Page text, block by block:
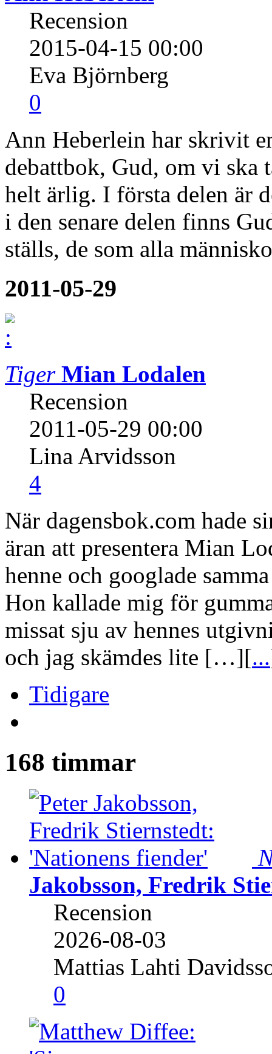
Recension
2015-04-15 00:00
Eva Björnberg
0
Ann Heberlein har skrivit
debattbok, Gud, om vi ska
helt ärlig. I första delen är
i den senare delen finns
ställs, de som alla
2011-05-29
Tiger Mian Lodalen
Recension
2011-05-29 00:00
Lina Arvidsson
4
När dagensbok.com hade
äran att presentera Mian
henne och googlade
Hon kallade mig för
missat sju av hennes
och jag skämdes lite […][...
Tidigare
168 timmar
Jakobsson, Fredrik
Recension
2026-08-03
Mattias Lahti
0